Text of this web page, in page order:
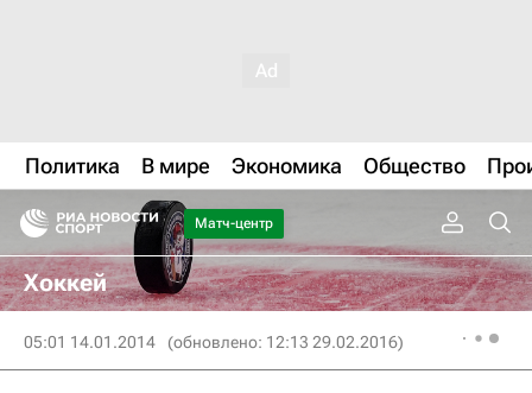
Политика В мире Экономика Общество
Матч-центр
Хоккей
05:01 14.01.2014 (обновлено: 12:13 29.02.2016)